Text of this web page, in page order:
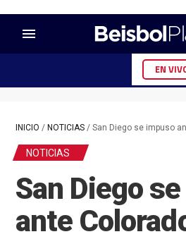
menu
EN
INICIO / NOTICIAS/ San Diego se impuso
NOTICIAS
San Diego
ante